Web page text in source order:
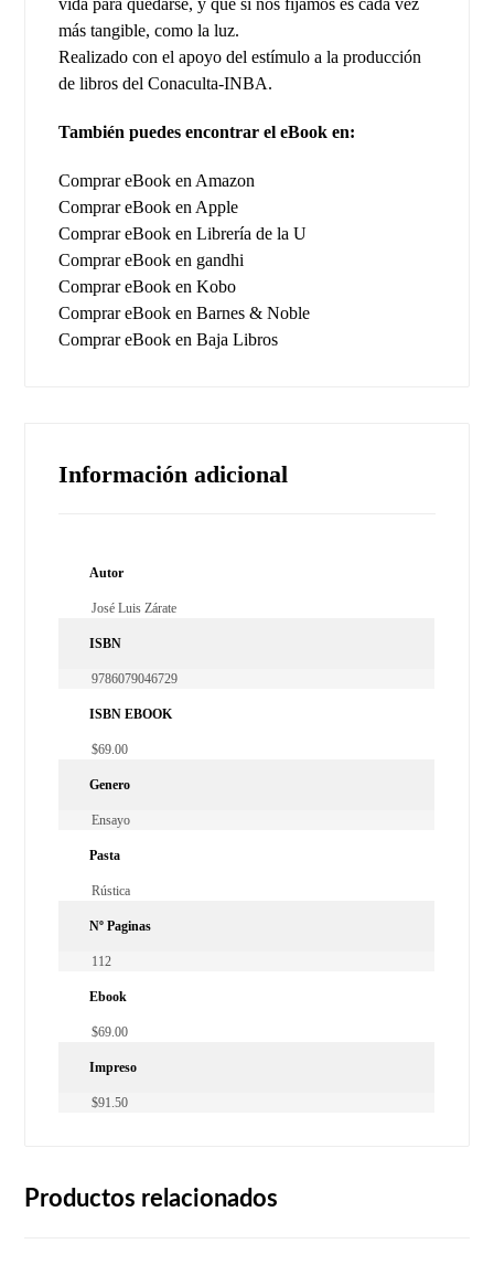
vida para quedarse, y que si nos fijamos es cada vez
más tangible, como la luz.
Realizado con el apoyo del estímulo a la producción
de libros del Conaculta-INBA.
También puedes encontrar el eBook en:
Comprar eBook en Amazon
Comprar eBook en Apple
Comprar eBook en Librería de la U
Comprar eBook en gandhi
Comprar eBook en Kobo
Comprar eBook en Barnes & Noble
Comprar eBook en Baja Libros
Información adicional
Autor
José Luis Zárate
ISBN
9786079046729
ISBN EBOOK
$69.00
Genero
Ensayo
Pasta
Rústica
Nº Paginas
112
Ebook
$69.00
Impreso
$91.50
Productos relacionados